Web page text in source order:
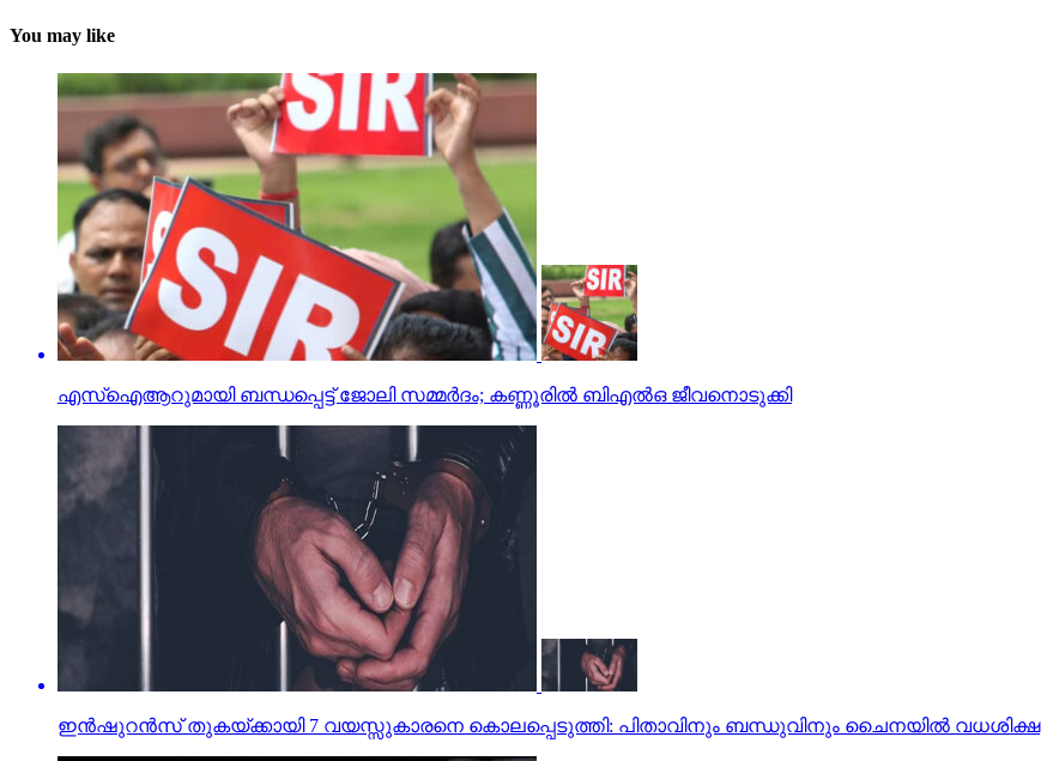
You may like
എസ്ഐആറുമായി ബന്ധപ്പെട്ട് ജോലി സമ്മര്‍ദം; കണ്ണൂരില്‍ ബിഎല്‍ഒ ജീവനൊടുക്കി
ഇന്‍ഷുറന്‍സ് തുകയ്ക്കായി 7 വയസ്സുകാരനെ കൊലപ്പെടുത്തി: പിതാവിനും ബന്ധുവിനും ചൈനയില്‍ വധശിക്ഷ